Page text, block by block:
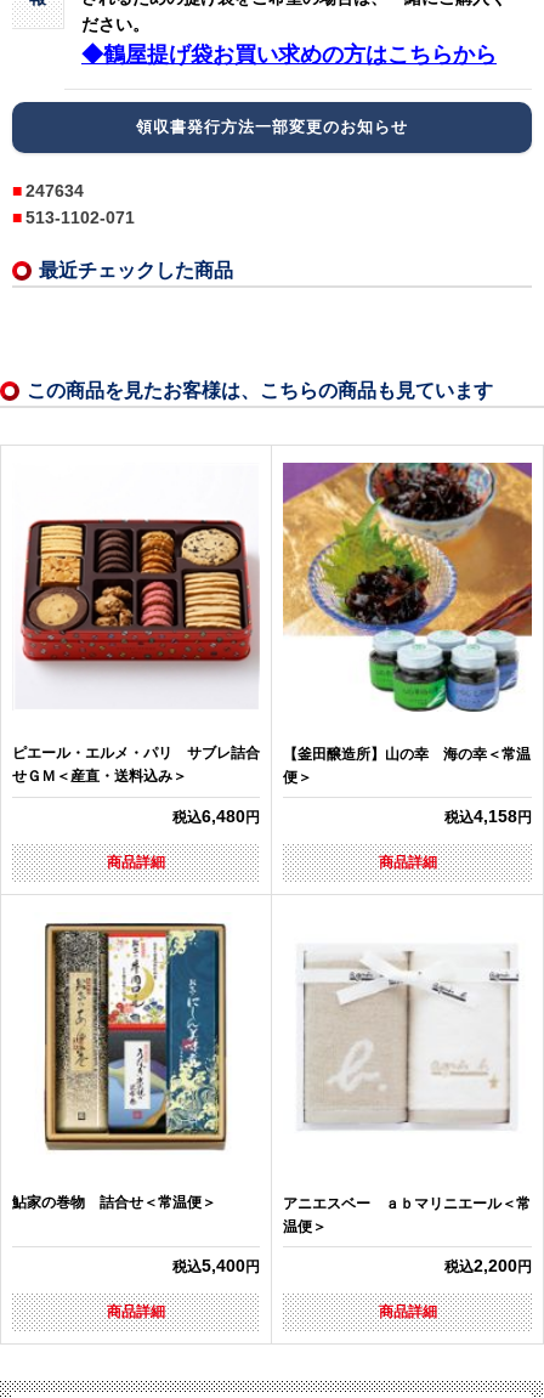
ださい。
◆鶴屋提げ袋お買い求めの方はこちらから
領収書発行方法一部変更のお知らせ
247634
513-1102-071
最近チェックした商品
この商品を見たお客様は、こちらの商品も見ています
ピエール・エルメ・パリ サブレ詰合
せＧＭ＜産直・送料込み＞
税込6,480円
商品詳細
【釜田醸造所】山の幸 海の幸＜常温
便＞
税込4,158円
商品詳細
鮎家の巻物 詰合せ＜常温便＞
税込5,400円
商品詳細
アニエスベー ａｂマリニエール＜常
温便＞
税込2,200円
商品詳細